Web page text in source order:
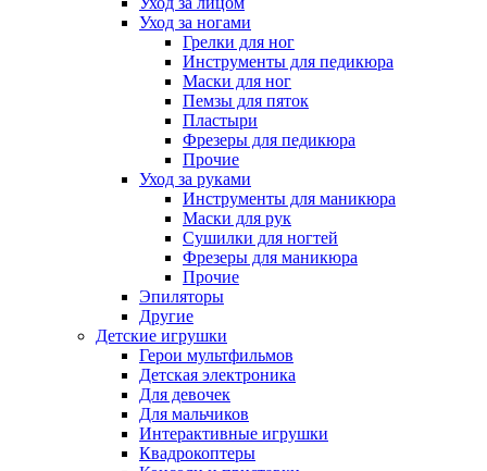
Уход за ногами
Грелки для ног
Инструменты для педикюра
Маски для ног
Пемзы для пяток
Пластыри
Фрезеры для педикюра
Прочие
Уход за руками
Инструменты для маникюра
Маски для рук
Сушилки для ногтей
Фрезеры для маникюра
Прочие
Эпиляторы
Другие
Детские игрушки
Герои мультфильмов
Детская электроника
Для девочек
Для мальчиков
Интерактивные игрушки
Квадрокоптеры